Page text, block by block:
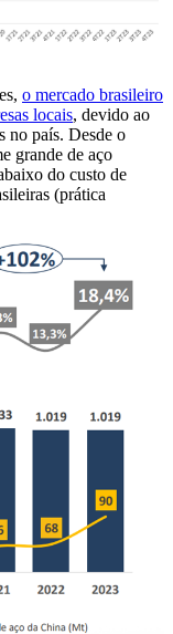
o mercado brasileiro
locais, devido ao
no país. Desde o
grande de aço
do custo de
(prática